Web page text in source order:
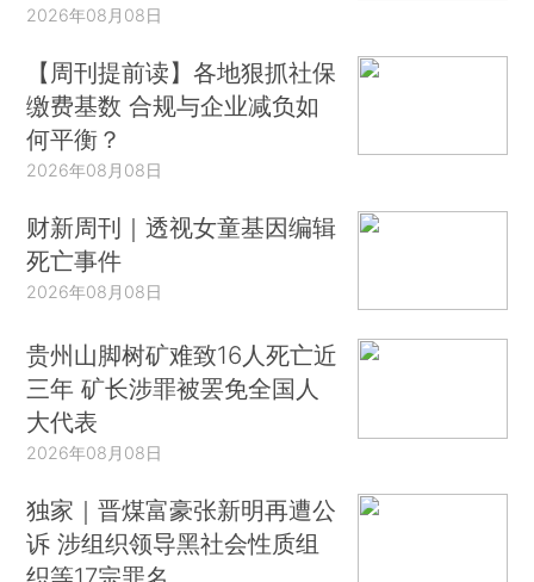
2026年08月08日
【周刊提前读】各地狠抓社保
缴费基数 合规与企业减负如
何平衡？
2026年08月08日
财新周刊｜透视女童基因编辑
死亡事件
2026年08月08日
贵州山脚树矿难致16人死亡近
三年 矿长涉罪被罢免全国人
大代表
2026年08月08日
独家｜晋煤富豪张新明再遭公
诉 涉组织领导黑社会性质组